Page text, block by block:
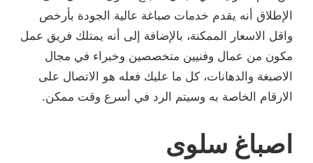
الإطلاق أنه يقدم خدمات صباغة عالية الجودة بأرخص
واقل الاسعار الممكنة، بالإضافة إلى أنه يمتلك فريق عمل
مكون من عمال وفنيين متخصصين وخبراء في مجال
الاصبغة والدهانات، كل ما عليك فعله هو الاتصال على
الارقام الخاصة به وسيتم الرد في أسرع وقت ممكن.
اصباغ سلوى